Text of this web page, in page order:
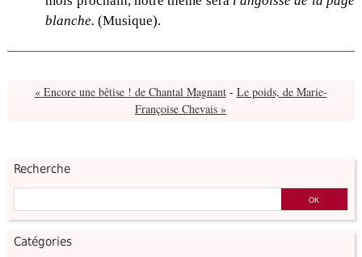
blanche.(Musique).
« Encore une bêtise ! de Chantal Magnant - Le poids, de Marie-
Françoise Chevais »
Recherche
Catégories